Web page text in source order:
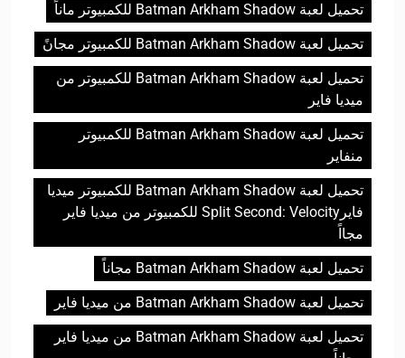
تحميل لعبة Batman Arkham Shadow للكمبيوتر ماناً
تحميل لعبة Batman Arkham Shadow للكمبيوتر مجانً
تحميل لعبة Batman Arkham Shadow للكمبيوتر من
ميديا فاير
تحميل لعبة Batman Arkham Shadow للكمبيوتر
منفاير
تحميل لعبة Batman Arkham Shadow للكمبيوتر ميديا
فايرSplit Second: Velocity للكمبيوتر من ميديا فاير
مجااً
تحميل لعبة Batman Arkham Shadow مجاناً
تحميل لعبة Batman Arkham Shadow من ميديا فاير
تحميل لعبة Batman Arkham Shadow من ميديا فاير